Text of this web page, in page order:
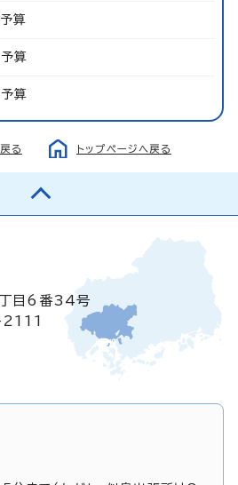
算
算
算
る トップページへ戻る
丁目6番34号
2111